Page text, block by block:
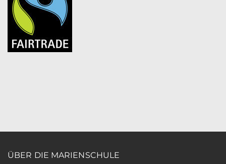
ÜBER DIE MARIENSCHULE